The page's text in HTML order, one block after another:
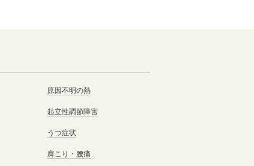
原因不明の熱
起立性調節障害
うつ症状
肩こり・腰痛